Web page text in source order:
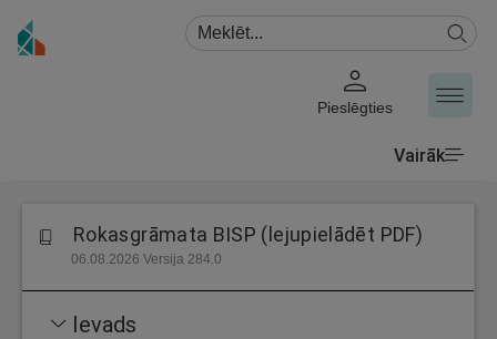
Pieslēgties
Vairāk
Rokasgrāmata BISP (lejupielādēt PDF)
06.08.2026 Versija 284.0
Ievads